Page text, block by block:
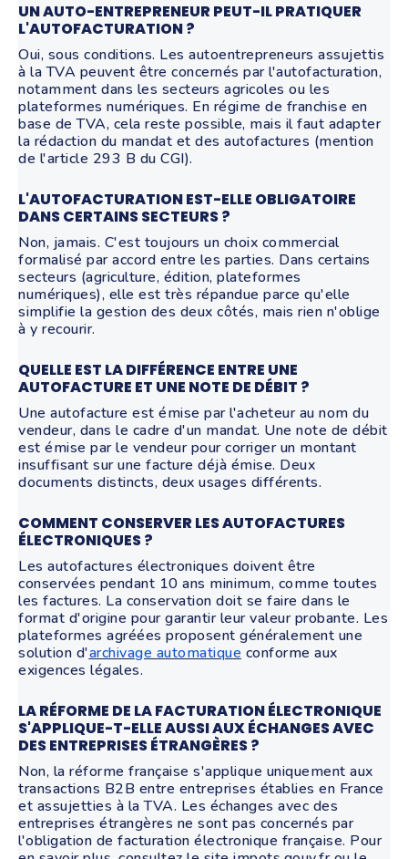
UN AUTO-ENTREPRENEUR PEUT-IL PRATIQUER
L'AUTOFACTURATION ?
Oui, sous conditions. Les autoentrepreneurs assujettis
à la TVA peuvent être concernés par l'autofacturation,
notamment dans les secteurs agricoles ou les
plateformes numériques. En régime de franchise en
base de TVA, cela reste possible, mais il faut adapter
la rédaction du mandat et des autofactures (mention
de l'article 293 B du CGI).
L'AUTOFACTURATION EST-ELLE OBLIGATOIRE
DANS CERTAINS SECTEURS ?
Non, jamais. C'est toujours un choix commercial
formalisé par accord entre les parties. Dans certains
secteurs (agriculture, édition, plateformes
numériques), elle est très répandue parce qu'elle
simplifie la gestion des deux côtés, mais rien n'oblige
à y recourir.
QUELLE EST LA DIFFÉRENCE ENTRE UNE
AUTOFACTURE ET UNE NOTE DE DÉBIT ?
Une autofacture est émise par l'acheteur au nom du
vendeur, dans le cadre d'un mandat. Une note de débit
est émise par le vendeur pour corriger un montant
insuffisant sur une facture déjà émise. Deux
documents distincts, deux usages différents.
COMMENT CONSERVER LES AUTOFACTURES
ÉLECTRONIQUES ?
Les autofactures électroniques doivent être
conservées pendant 10 ans minimum, comme toutes
les factures. La conservation doit se faire dans le
format d'origine pour garantir leur valeur probante. Les
plateformes agréées proposent généralement une
solution d'archivage automatique conforme aux
exigences légales.
LA RÉFORME DE LA FACTURATION ÉLECTRONIQUE
S'APPLIQUE-T-ELLE AUSSI AUX ÉCHANGES AVEC
DES ENTREPRISES ÉTRANGÈRES ?
Non, la réforme française s'applique uniquement aux
transactions B2B entre entreprises établies en France
et assujetties à la TVA. Les échanges avec des
entreprises étrangères ne sont pas concernés par
l'obligation de facturation électronique française. Pour